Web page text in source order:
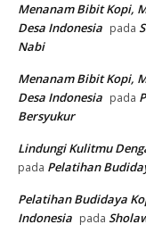
Menanam Bibit Kopi,
Desa Indonesia pada
Nabi
Menanam Bibit Kopi,
Desa Indonesia pada
Bersyukur
Lindungi Kulitmu
pada Pelatihan
Pelatihan Budidaya
Indonesia pada